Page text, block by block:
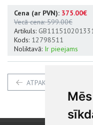
Cena (ar PVN): 375.00€
Vecā cena:599.00€
Artikuls:
Kods: 12798511
Noliktavā: Ir pieejams
ATPAKAĻ